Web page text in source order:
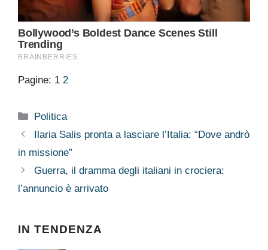
Pagine: 1 2
Categorie
Politica
Ilaria Salis pronta a lasciare l’Italia: “Dove andrò
in missione”
Guerra, il dramma degli italiani in crociera:
l’annuncio è arrivato
IN TENDENZA